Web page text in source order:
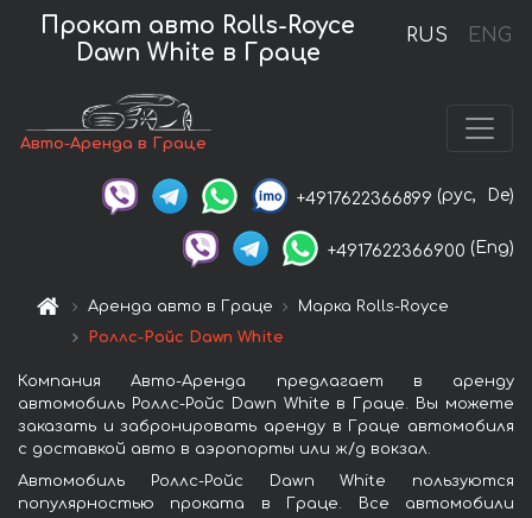
RUS ENG
Прокат авто Rolls-Royce
Dawn White в Граце
Авто-Аренда в Граце
+4917622366899 (рус, De)
+4917622366900 (Eng)
Аренда авто в Граце
Марка Rolls-Royce
Роллс-Ройс Dawn White
Компания Авто-Аренда предлагает в аренду
автомобиль Роллс-Ройс Dawn White в Граце. Вы можете
заказать и забронировать аренду в Граце автомобиля
с доставкой авто в аэропорты или ж/д вокзал.
Автомобиль Роллс-Ройс Dawn White пользуются
популярностью проката в Граце. Все автомобили